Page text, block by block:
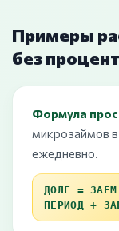
Примеры
без
Формула
микрозаймов
ежедневно.
ДОЛГ =
ПЕРИОД +